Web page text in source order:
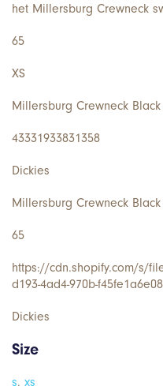
het Millersburg Crewneck
65
XS
Millersburg Crewneck Black
43331933831358
Dickies
Millersburg Crewneck Black
65
https://cdn.shopify.com/s/
d193-4ad4-970b-
Dickies
Size
s, xs